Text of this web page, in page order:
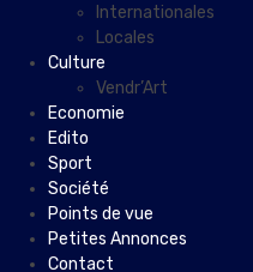
Internationales
Locales
Culture
Vendr’Art
Economie
Edito
Sport
Société
Points de vue
Petites Annonces
Contact